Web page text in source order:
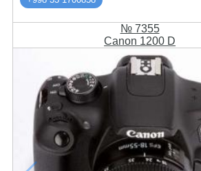
№ 7355
Canon 1200 D